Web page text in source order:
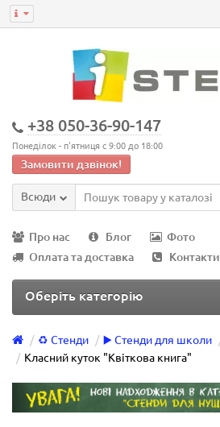
+38 050-36-90-147
Понеділок - п'ятниця с 9:00 до 18:00
Замовити дзвінок!
Всюди
Про нас Блог
Фото
Оплата та доставка
Контакти
Оберіть категорію
♻️ Стенди ▶️ Стенди для школи
Класний куток "Квіткова книга"